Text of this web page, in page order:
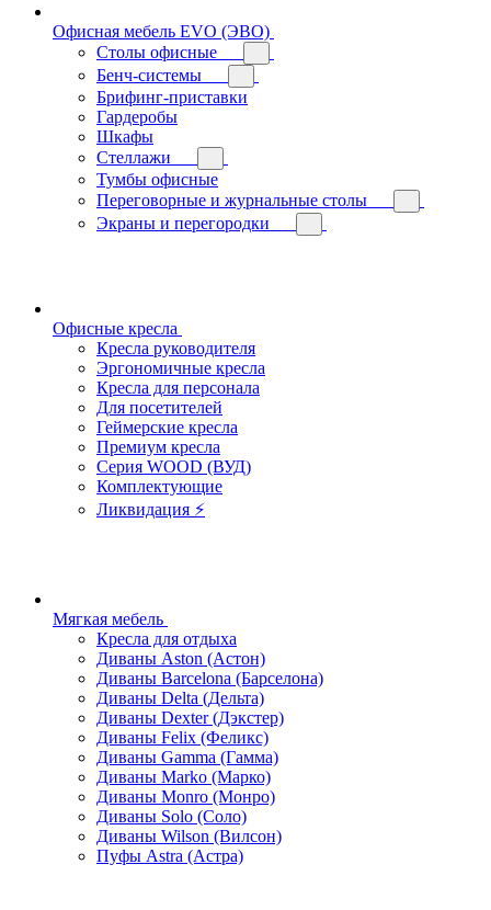
Офисная мебель EVO (ЭВО)
Cтолы офисные
Бенч-системы
Брифинг-приставки
Гардеробы
Шкафы
Стеллажи
Тумбы офисные
Переговорные и журнальные столы
Экраны и перегородки
Офисные кресла
Кресла руководителя
Эргономичные кресла
Кресла для персонала
Для посетителей
Геймерские кресла
Премиум кресла
Серия WOOD (ВУД)
Комплектующие
Ликвидация ⚡
Мягкая мебель
Кресла для отдыха
Диваны Aston (Астон)
Диваны Barcelona (Барселона)
Диваны Delta (Дельта)
Диваны Dexter (Дэкстер)
Диваны Felix (Феликс)
Диваны Gamma (Гамма)
Диваны Marko (Марко)
Диваны Monro (Монро)
Диваны Solo (Соло)
Диваны Wilson (Вилсон)
Пуфы Astra (Астра)